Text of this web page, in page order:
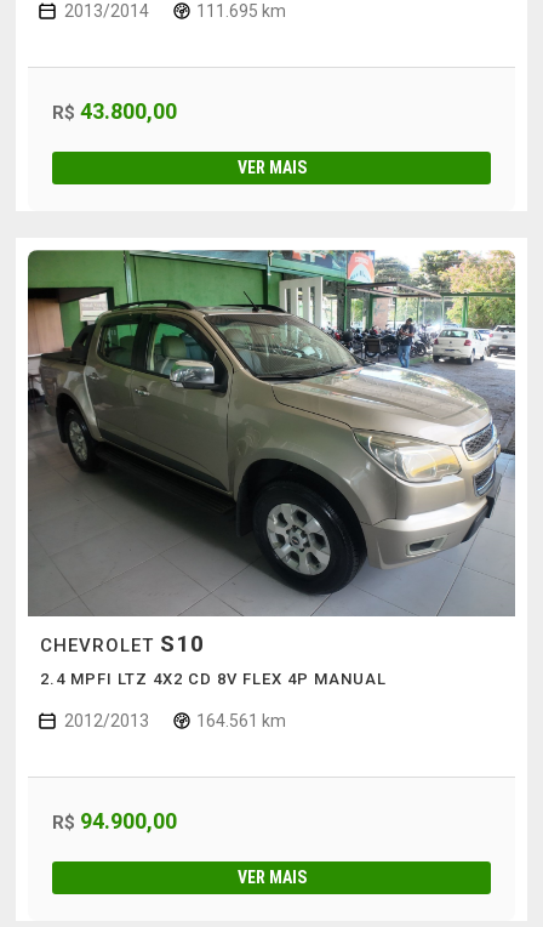
2013/2014 111.695 km
R$ 43.800,00
VER MAIS
CHEVROLET S10
2.4 MPFI LTZ 4X2 CD 8V FLEX 4P MANUAL
2012/2013 164.561 km
R$ 94.900,00
VER MAIS